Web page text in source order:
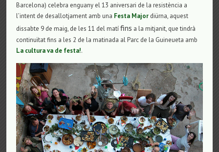
Barcelona) celebra enguany el 13 aniversari de la resistència a
l’intent de desallotjament amb una Festa Major diürna, aquest
dissabte 9 de maig, de les 11 del matífins a la mitjanit, que tindrà
continuïtat fins a les 2 de la matinada al Parc de la Guineueta amb
La cultura va de festa!.